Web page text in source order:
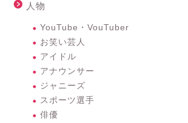
人物
YouTube・VouTuber
お笑い芸人
アイドル
アナウンサー
ジャニーズ
スポーツ選手
俳優